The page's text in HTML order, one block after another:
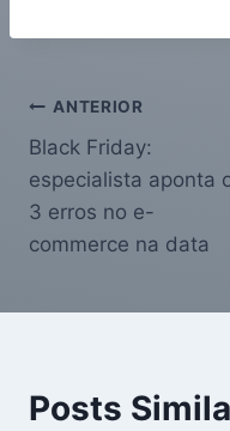
ANTERIOR
Black Friday:
especialista aponta
3 erros no e-
commerce na data
Posts